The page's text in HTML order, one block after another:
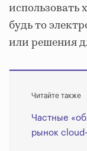
использовать
будь то
или решения
Читайте также
Частные
рынок